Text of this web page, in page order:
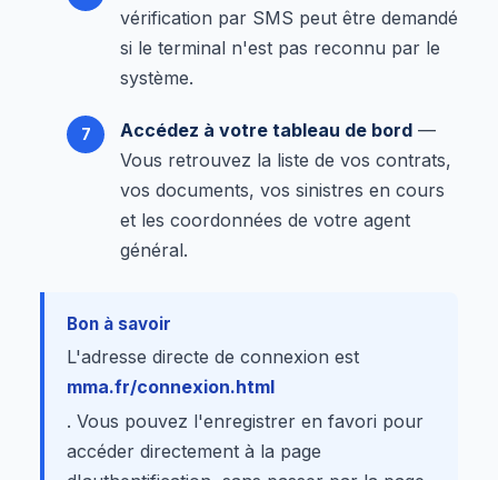
vérification par SMS peut être demandé
si le terminal n'est pas reconnu par le
système.
Accédez à votre tableau de bord —
Vous retrouvez la liste de vos contrats,
vos documents, vos sinistres en cours
et les coordonnées de votre agent
général.
Bon à savoir
L'adresse directe de connexion est
mma.fr/connexion.html
. Vous pouvez l'enregistrer en favori pour
accéder directement à la page